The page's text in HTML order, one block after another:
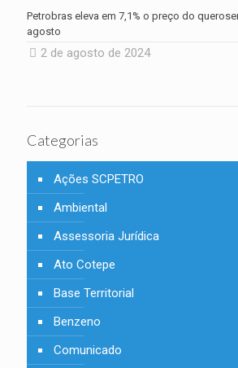
Petrobras eleva em 7,1% o preço do
agosto
2 de agosto de 2024
Categorias
Ações SCPETRO
Ambiental
Assessoria Jurídica
Ato Cotepe
Base Territorial
Benzeno
Comunicado